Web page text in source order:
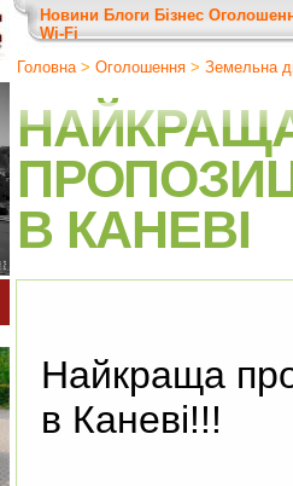
Новини Блоги Бізнес
Wi-Fi
Головна> Оголошення > Земельна
В КАНЕВІ
Найкраща
в Каневі!!!